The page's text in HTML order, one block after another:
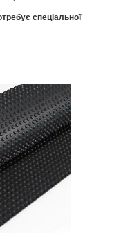
спеціальної